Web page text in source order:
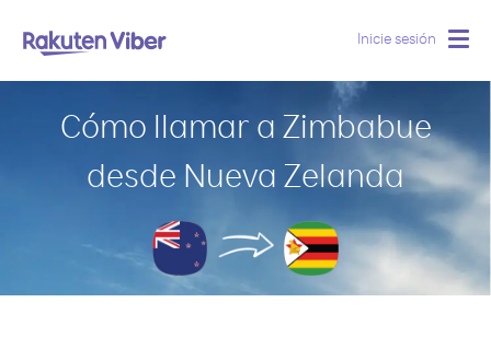
Inicie sesión
Cómo llamar a Zimbabue
desde Nueva Zelanda